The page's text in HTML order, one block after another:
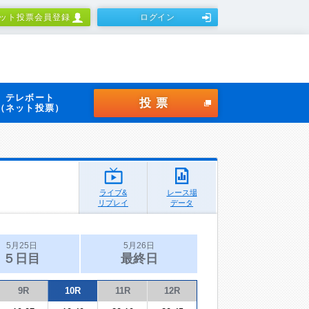
ト投票会員登録 ログイン
テレボート
ネット投票）
投票
ライブ&
リプレイ
レース場
データ
5月25日
５日目
5月26日
最終日
9R 10R 11R 12R